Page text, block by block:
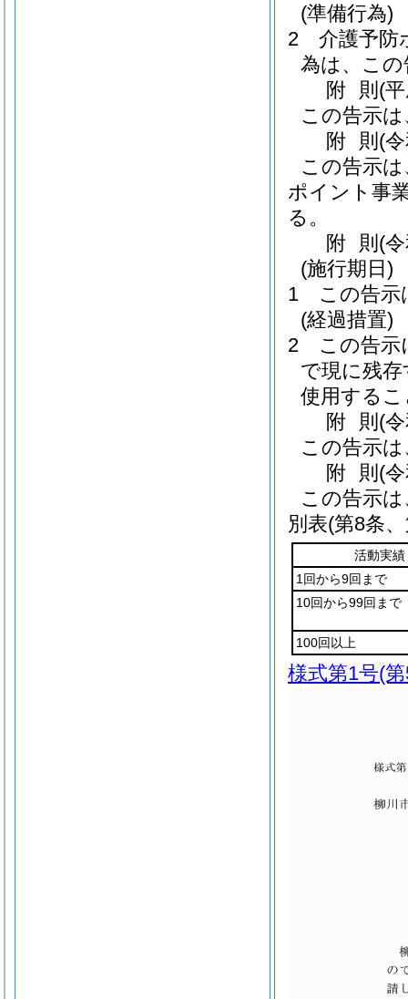
(準備行為)
2
介護予防
為は、こ
附 則 (
この告示
附 則 (
この告示
ポイント事
る。
附 則 (
(施行期日)
1
この告示
(経過措置)
2
この告示
で現に残
使用する
附 則 (
この告示
附 則 (
この告示
別表(第8条
活動実績
1回から9回まで
10回から99回まで
100回以上
様式第1号(